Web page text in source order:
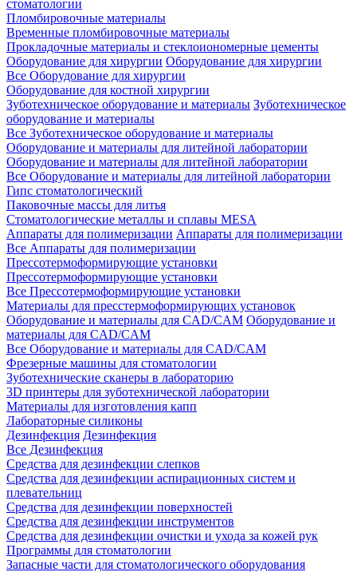
стоматологии
Пломбировочные материалы
Временные пломбировочные материалы
Прокладочные материалы и стеклоиономерные цементы
Оборудование для хирургии Оборудование для хирургии
Все Оборудование для хирургии
Оборудование для костной хирургии
Зуботехническое оборудование и материалы Зуботехническое
оборудование и материалы
Все Зуботехническое оборудование и материалы
Оборудование и материалы для литейной лаборатории
Оборудование и материалы для литейной лаборатории
Все Оборудование и материалы для литейной лаборатории
Гипс стоматологический
Паковочные массы для литья
Стоматологические металлы и сплавы MESA
Аппараты для полимеризации Аппараты для полимеризации
Все Аппараты для полимеризации
Прессотермоформирующие установки
Прессотермоформирующие установки
Все Прессотермоформирующие установки
Материалы для пресстермоформирующих установок
Оборудование и материалы для CAD/CAM Оборудование и
материалы для CAD/CAM
Все Оборудование и материалы для CAD/CAM
Фрезерные машины для стоматологии
Зуботехнические сканеры в лабораторию
3D принтеры для зуботехнической лаборатории
Материалы для изготовления капп
Лабораторные силиконы
Дезинфекция Дезинфекция
Все Дезинфекция
Средства для дезинфекции слепков
Средства для дезинфекции аспирационных систем и
плевательниц
Средства для дезинфекции поверхностей
Средства для дезинфекции инструментов
Средства для дезинфекции очистки и ухода за кожей рук
Программы для стоматологии
Запасные части для стоматологического оборудования